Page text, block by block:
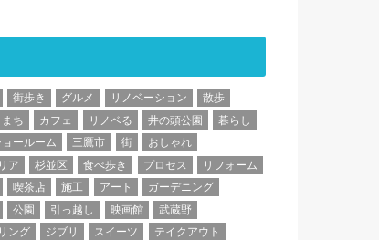
街歩き グルメ リノベーション
散歩
まち カフェ リノベる 井の頭公園
暮らし
ョールーム 三鷹市 街
おしゃれ
ア
杉並区 食べ歩き プロセス
リフォーム
喫茶店 施工 アート
ガーデニング
公園 引っ越し 映画館
武蔵野
ング
ジブリ スイーツ
テイクアウト